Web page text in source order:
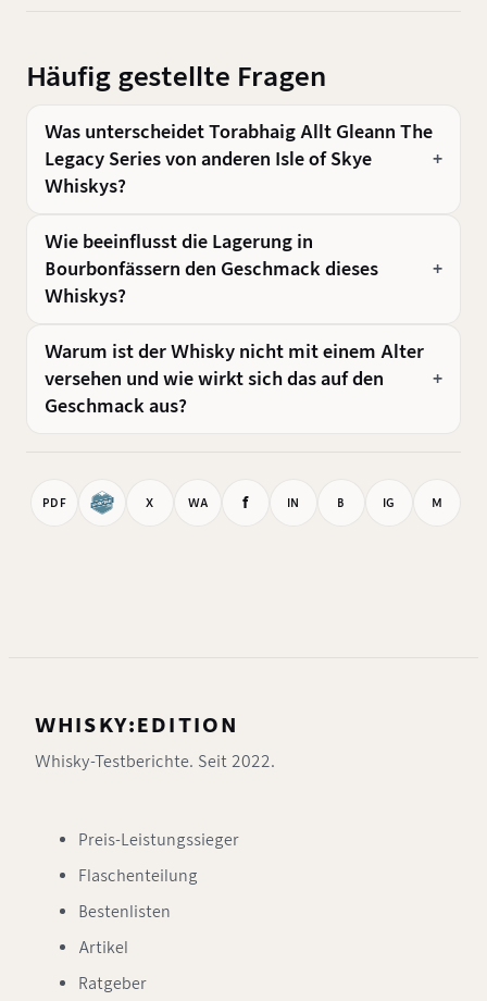
Häufig gestellte Fragen
Was unterscheidet Torabhaig Allt Gleann The
Legacy Series von anderen Isle of Skye
Whiskys?
Wie beeinflusst die Lagerung in
Bourbonfässern den Geschmack dieses
Whiskys?
Warum ist der Whisky nicht mit einem Alter
versehen und wie wirkt sich das auf den
Geschmack aus?
PDF X WA f IN B IG M
WHISKY:EDITION
Whisky-Testberichte. Seit 2022.
Preis-Leistungssieger
Flaschenteilung
Bestenlisten
Artikel
Ratgeber